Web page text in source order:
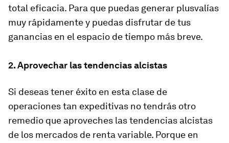
total eficacia. Para que puedas generar plusvalías
muy rápidamente y puedas disfrutar de tus
ganancias en el espacio de tiempo más breve.
2. Aprovechar las tendencias alcistas
Si deseas tener éxito en esta clase de
operaciones tan expeditivas no tendrás otro
remedio que aproveches las tendencias alcistas
de los mercados de renta variable. Porque en